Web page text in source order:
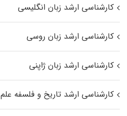
کارشناسی ارشد زبان انگلیسی
کارشناسی ارشد زبان روسی
کارشناسی ارشد زبان ژاپنی
کارشناسی ارشد تاریخ و فلسفه علم